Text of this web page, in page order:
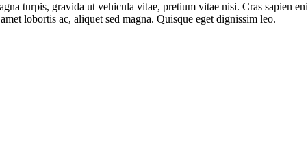
turpis, gravida ut vehicula vitae, pretium vitae nisi. Cras sapien
lobortis ac, aliquet sed magna. Quisque eget dignissim leo.